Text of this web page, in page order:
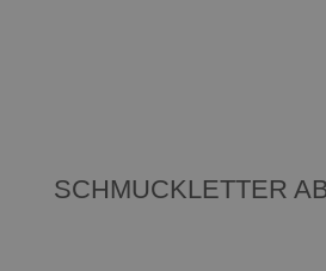
SCHMUCKLETTER